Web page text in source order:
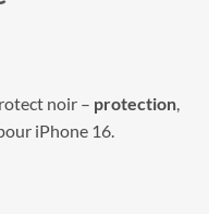
noir – protection
iPhone 16.